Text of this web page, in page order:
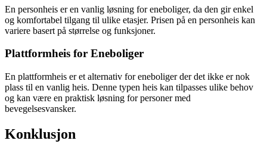
En personheis er en vanlig løsning for eneboliger, da den gir enkel
og komfortabel tilgang til ulike etasjer. Prisen på en personheis kan
variere basert på størrelse og funksjoner.
Plattformheis for Eneboliger
En plattformheis er et alternativ for eneboliger der det ikke er nok
plass til en vanlig heis. Denne typen heis kan tilpasses ulike behov
og kan være en praktisk løsning for personer med
bevegelsesvansker.
Konklusjon